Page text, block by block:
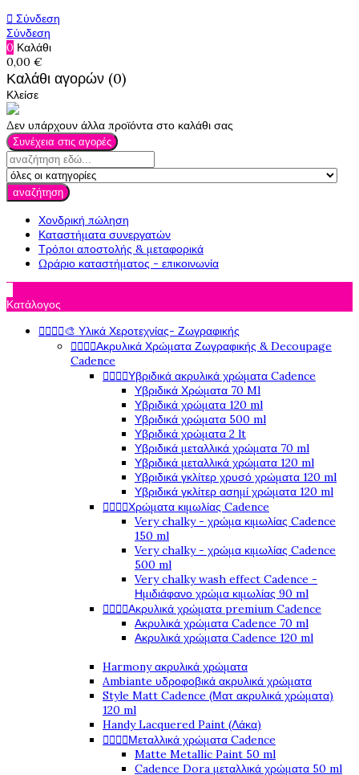
 Σύνδεση
Σύνδεση
0 Καλάθι
0,00 €
Καλάθι αγορών (0)
Κλείσε
Δεν υπάρχουν άλλα προϊόντα στο καλάθι σας
Συνέχεια στις αγορές
αναζήτηση
Χονδρική πώληση
Καταστήματα συνεργατών
Τρόποι αποστολής & μεταφορικά
Ωράριο καταστήματος - επικοινωνία
Κατάλογος
🎨 Υλικά Χεροτεχνίας- Ζωγραφικής
Ακρυλικά Χρώματα Ζωγραφικής & Decoupage
Cadence
Υβριδικά ακρυλικά χρώματα Cadence
Υβριδικά Χρώματα 70 Ml
Υβριδικά χρώματα 120 ml
Υβριδικά χρώματα 500 ml
Υβριδικά χρώματα 2 lt
Υβριδικά μεταλλικά χρώματα 70 ml
Υβριδικά μεταλλικά χρώματα 120 ml
Υβριδικά γκλίτερ χρυσό χρώματα 120 ml
Υβριδικά γκλίτερ ασημί χρώματα 120 ml
Χρώματα κιμωλίας Cadence
Very chalky - χρώμα κιμωλίας Cadence
150 ml
Very chalky - χρώμα κιμωλίας Cadence
500 ml
Very chalky wash effect Cadence -
Ημιδιάφανο χρώμα κιμωλίας 90 ml
Ακρυλικά χρώματα premium Cadence
Ακρυλικά χρώματα Cadence 70 ml
Ακρυλικά χρώματα Cadence 120 ml
Harmony ακρυλικά χρώματα
Ambiante υδροφοβικά ακρυλικά χρώματα
Style Matt Cadence (Ματ ακρυλικά χρώματα)
120 ml
Handy Lacquered Paint (Λάκα)
Μεταλλικά χρώματα Cadence
Matte Metallic Paint 50 ml
Cadence Dora μεταλλικά χρώματα 50 ml